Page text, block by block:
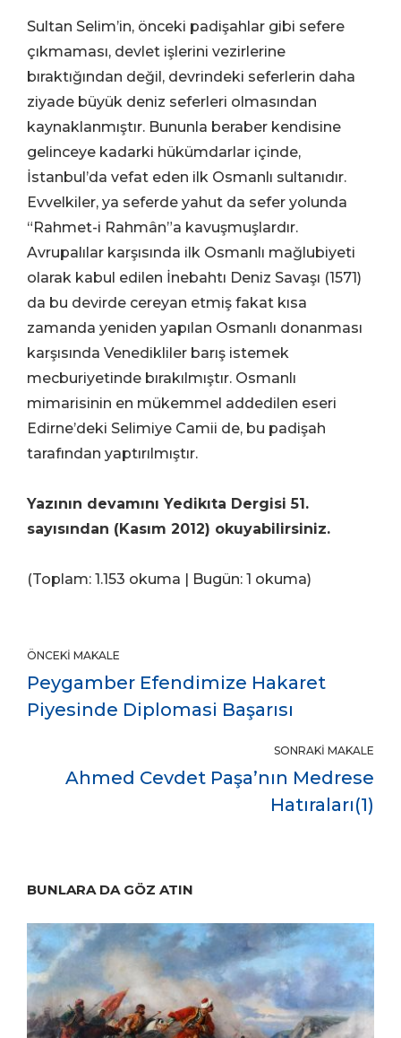
Sultan Selim’in, önceki padişahlar gibi sefere
çıkmaması, devlet işlerini vezirlerine
bıraktığından değil, devrindeki seferlerin daha
ziyade büyük deniz seferleri olmasından
kaynaklanmıştır. Bununla beraber kendisine
gelinceye kadarki hükümdarlar içinde,
İstanbul’da vefat eden ilk Osmanlı sultanıdır.
Evvelkiler, ya seferde yahut da sefer yolunda
“Rahmet-i Rahmân”a kavuşmuşlardır.
Avrupalılar karşısında ilk Osmanlı mağlubiyeti
olarak kabul edilen İnebahtı Deniz Savaşı (1571)
da bu devirde cereyan etmiş fakat kısa
zamanda yeniden yapılan Osmanlı donanması
karşısında Venedikliler barış istemek
mecburiyetinde bırakılmıştır. Osmanlı
mimarisinin en mükemmel addedilen eseri
Edirne’deki Selimiye Camii de, bu padişah
tarafından yaptırılmıştır.
Yazının devamını Yedikıta Dergisi 51.
sayısından (Kasım 2012) okuyabilirsiniz.
(Toplam: 1.153 okuma | Bugün: 1 okuma)
ÖNCEKI MAKALE
Peygamber Efendimize Hakaret
Piyesinde Diplomasi Başarısı
SONRAKI MAKALE
Ahmed Cevdet Paşa’nın Medrese
Hatıraları(1)
BUNLARA DA GÖZ ATIN